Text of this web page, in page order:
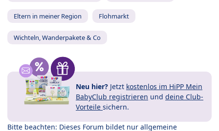
Eltern in meiner Region Flohmarkt
Wichteln, Wanderpakete & Co
Neu hier? Jetzt kostenlos im HiPP Mein
BabyClub registrieren und deine Club-
Vorteile sichern.
Bitte beachten: Dieses Forum bildet nur allgemeine